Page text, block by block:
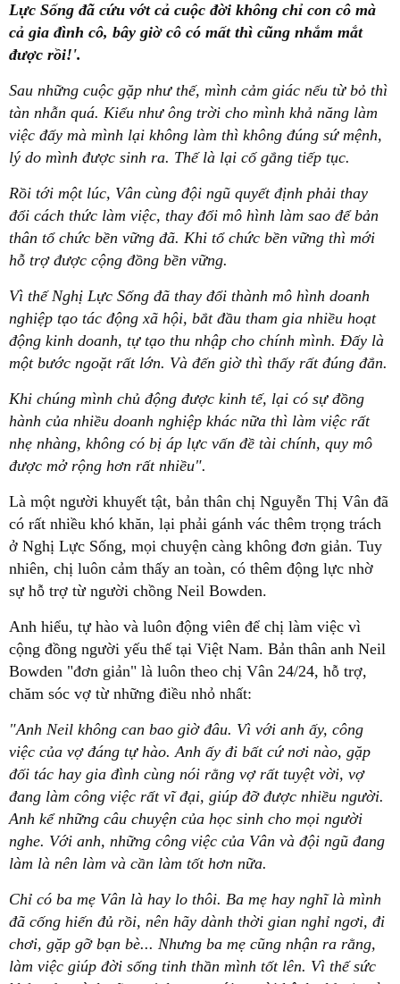
Lực Sống đã cứu vớt cả cuộc đời không chỉ con cô mà
cả gia đình cô, bây giờ cô có mất thì cũng nhắm mắt
được rồi!'.
Sau những cuộc gặp như thế, mình cảm giác nếu từ bỏ thì
tàn nhẫn quá. Kiểu như ông trời cho mình khả năng làm
việc đấy mà mình lại không làm thì không đúng sứ mệnh,
lý do mình được sinh ra. Thế là lại cố gắng tiếp tục.
Rồi tới một lúc, Vân cùng đội ngũ quyết định phải thay
đổi cách thức làm việc, thay đổi mô hình làm sao để bản
thân tổ chức bền vững đã. Khi tổ chức bền vững thì mới
hỗ trợ được cộng đồng bền vững.
Vì thế Nghị Lực Sống đã thay đổi thành mô hình doanh
nghiệp tạo tác động xã hội, bắt đầu tham gia nhiều hoạt
động kinh doanh, tự tạo thu nhập cho chính mình. Đấy là
một bước ngoặt rất lớn. Và đến giờ thì thấy rất đúng đắn.
Khi chúng mình chủ động được kinh tế, lại có sự đồng
hành của nhiều doanh nghiệp khác nữa thì làm việc rất
nhẹ nhàng, không có bị áp lực vấn đề tài chính, quy mô
được mở rộng hơn rất nhiều".
Là một người khuyết tật, bản thân chị Nguyễn Thị Vân đã
có rất nhiều khó khăn, lại phải gánh vác thêm trọng trách
ở Nghị Lực Sống, mọi chuyện càng không đơn giản. Tuy
nhiên, chị luôn cảm thấy an toàn, có thêm động lực nhờ
sự hỗ trợ từ người chồng Neil Bowden.
Anh hiểu, tự hào và luôn động viên để chị làm việc vì
cộng đồng người yếu thế tại Việt Nam. Bản thân anh Neil
Bowden "đơn giản" là luôn theo chị Vân 24/24, hỗ trợ,
chăm sóc vợ từ những điều nhỏ nhất:
"Anh Neil không can bao giờ đâu. Vì với anh ấy, công
việc của vợ đáng tự hào. Anh ấy đi bất cứ nơi nào, gặp
đối tác hay gia đình cùng nói rằng vợ rất tuyệt vời, vợ
đang làm công việc rất vĩ đại, giúp đỡ được nhiều người.
Anh kể những câu chuyện của học sinh cho mọi người
nghe. Với anh, những công việc của Vân và đội ngũ đang
làm là nên làm và cần làm tốt hơn nữa.
Chỉ có ba mẹ Vân là hay lo thôi. Ba mẹ hay nghĩ là mình
đã cống hiến đủ rồi, nên hãy dành thời gian nghỉ ngơi, đi
chơi, gặp gỡ bạn bè... Nhưng ba mẹ cũng nhận ra rằng,
làm việc giúp đời sống tinh thần mình tốt lên. Vì thế sức